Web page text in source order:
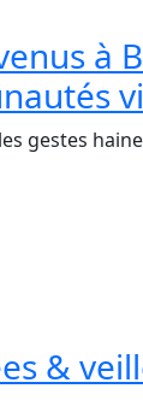
à
les gestes
&